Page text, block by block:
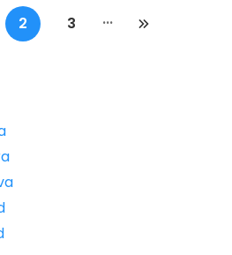
2 3 ...